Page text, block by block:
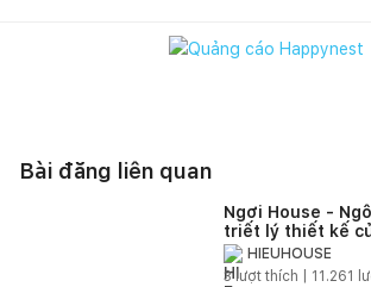
Bài đăng liên quan
Ngơi House -
triết lý thiết kế
HIEUHOUSE
3lượt thích | 11.261